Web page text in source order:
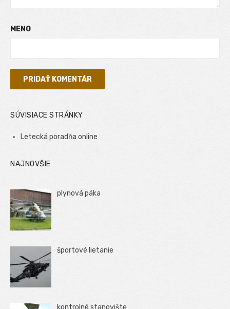
MENO
SÚVISIACE STRÁNKY
Letecká poradňa online
NAJNOVŠIE
plynová páka
športové lietanie